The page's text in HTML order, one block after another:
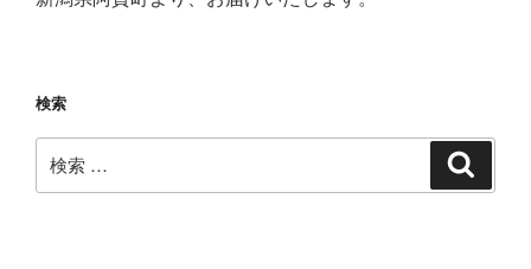
検索
索: